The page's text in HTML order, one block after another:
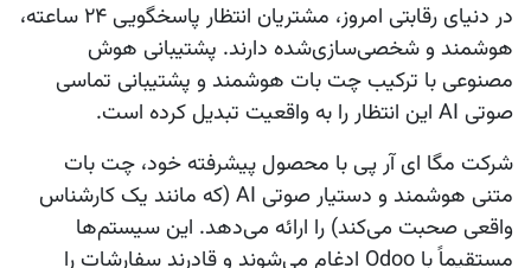
در دنیای رقابتی امروز، مشتریان انتظار پاسخگویی
۲۴ ساعته،
هوشمند و شخصی‌سازی‌شده دارند. پشتیبانی هوش
مصنوعی با ترکیب چت بات هوشمند و پشتیبانی تماسی
صوتی AI
این انتظار را به واقعیت تبدیل کرده است.
شرکت مگا ای آر پی با محصول پیشرفته خود، چت بات
متنی هوشمند و دستیار صوتی AI (که مانند یک کارشناس
واقعی صحبت می‌کند) را ارائه می‌دهد. این سیستم‌ها
مستقیماً با Odoo ادغام می‌شوند و قادرند سفارشات را